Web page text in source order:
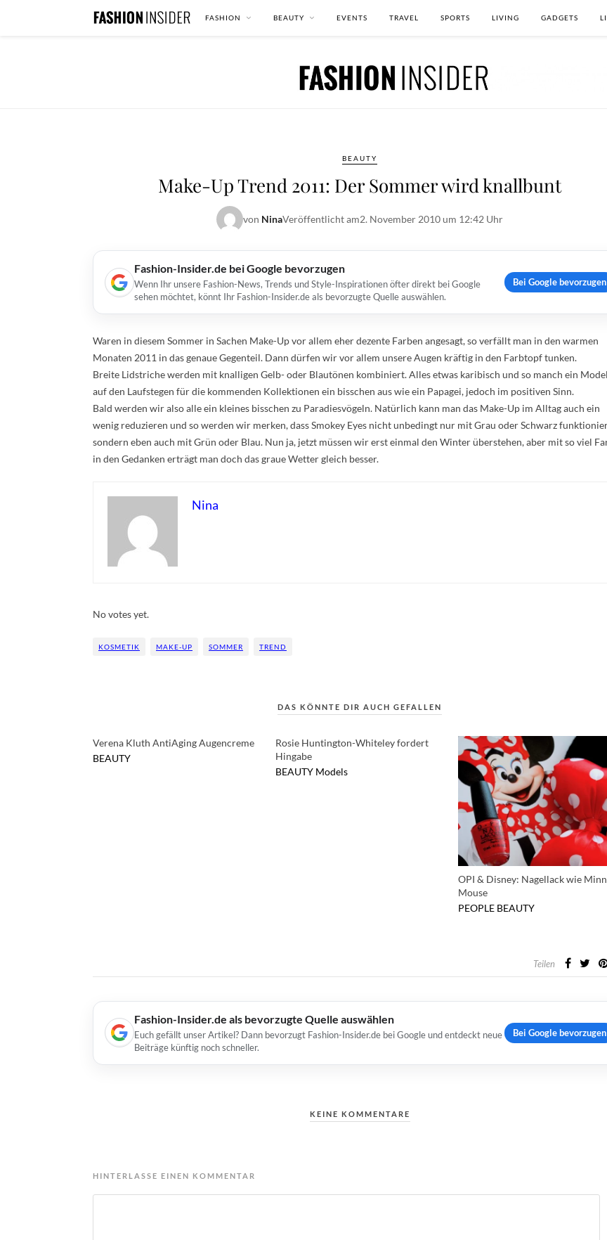
FASHION BEAUTY EVENTS TRAVEL SPORTS LIVING GADGETS
BEAUTY
Make-Up Trend 2011: Der Sommer wird knallbunt
von NinaVeröffentlicht am2. November 2010 um 12:42 Uhr
Fashion-Insider.de bei Google bevorzugen
Wenn Ihr unsere Fashion-News, Trends und Style-Inspirationen öfter direkt bei Google
sehen möchtet, könnt Ihr Fashion-Insider.de als bevorzugte Quelle auswählen.
Bei Google bevorzugen
Waren in diesem Sommer in Sachen Make-Up vor allem eher dezente Farben angesagt, so verfällt man in den warmen
Monaten 2011 in das genaue Gegenteil. Dann dürfen wir vor allem unsere Augen kräftig in den Farbtopf tunken.
Breite Lidstriche werden mit knalligen Gelb- oder Blautönen kombiniert. Alles etwas karibisch und so manch ein
auf den Laufstegen für die kommenden Kollektionen ein bisschen aus wie ein Papagei, jedoch im positiven Sinn.
Bald werden wir also alle ein kleines bisschen zu Paradiesvögeln. Natürlich kann man das Make-Up im Alltag auch ein
wenig reduzieren und so werden wir merken, dass Smokey Eyes nicht unbedingt nur mit Grau oder Schwarz
sondern eben auch mit Grün oder Blau. Nun ja, jetzt müssen wir erst einmal den Winter überstehen, aber mit so viel
in den Gedanken erträgt man doch das graue Wetter gleich besser.
Nina
No votes yet.
KOSMETIK MAKE-UP SOMMER TREND
DAS KÖNNTE DIR AUCH GEFALLEN
Verena Kluth AntiAging Augencreme
BEAUTY
Rosie Huntington-Whiteley fordert
Hingabe
BEAUTY Models
OPI & Disney: Nagellack wie
Mouse
PEOPLE BEAUTY
Teilen
Fashion-Insider.de als bevorzugte Quelle auswählen
Euch gefällt unser Artikel? Dann bevorzugt Fashion-Insider.de bei Google und entdeckt neue
Beiträge künftig noch schneller.
Bei Google bevorzugen
KEINE KOMMENTARE
HINTERLASSE EINEN KOMMENTAR